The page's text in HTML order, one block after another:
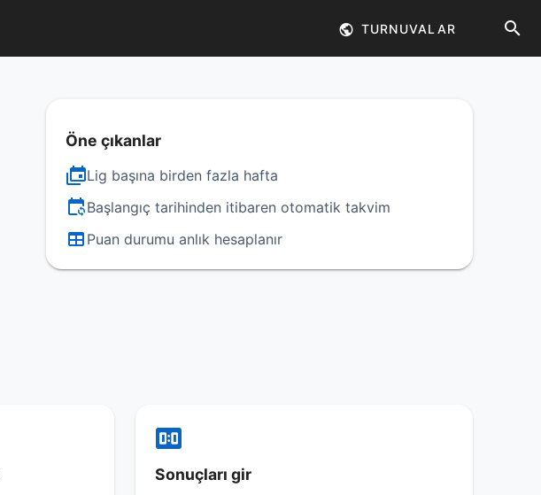
TURNUVALAR
Öne çıkanlar
Lig başına birden fazla hafta
Başlangıç tarihinden itibaren otomatik takvim
Puan durumu anlık hesaplanır
Sonuçları gir